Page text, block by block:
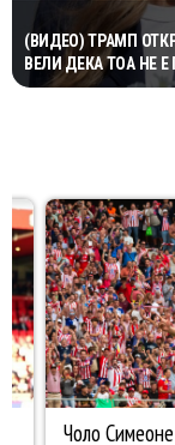
(ВИДЕО) ТРАМП
ВЕЛИ ДЕКА ТОА НЕ